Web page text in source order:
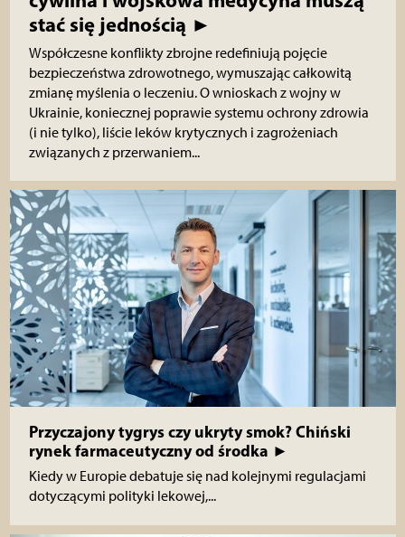
stać się jednością ►
Współczesne konflikty zbrojne redefiniują pojęcie
bezpieczeństwa zdrowotnego, wymuszając całkowitą
zmianę myślenia o leczeniu. O wnioskach z wojny w
Ukrainie, koniecznej poprawie systemu ochrony zdrowia
(i nie tylko), liście leków krytycznych i zagrożeniach
związanych z przerwaniem...
Przyczajony tygrys czy ukryty smok? Chiński
rynek farmaceutyczny od środka ►
Kiedy w Europie debatuje się nad kolejnymi regulacjami
dotyczącymi polityki lekowej,...